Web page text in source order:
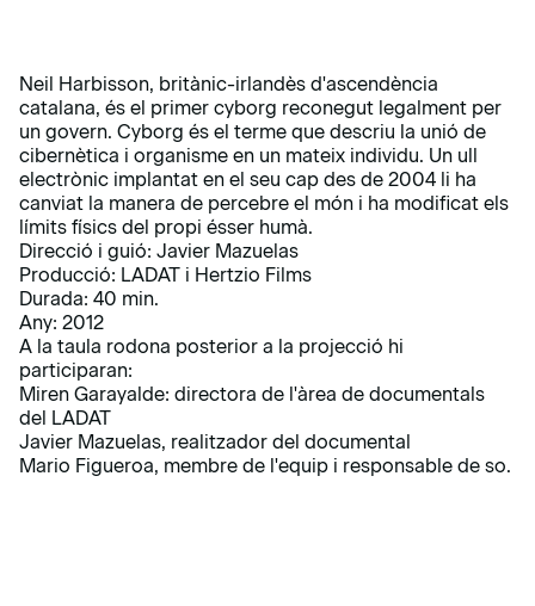
Neil Harbisson, britànic-irlandès d'ascendència
catalana, és el primer cyborg reconegut legalment per
un govern. Cyborg és el terme que descriu la unió de
cibernètica i organisme en un mateix individu. Un ull
electrònic implantat en el seu cap des de 2004 li ha
canviat la manera de percebre el món i ha modificat els
límits físics del propi ésser humà.
Direcció i guió: Javier Mazuelas
Producció: LADAT i Hertzio Films
Durada: 40 min.
Any: 2012
A la taula rodona posterior a la projecció hi
participaran:
Miren Garayalde: directora de l'àrea de documentals
del LADAT
Javier Mazuelas, realitzador del documental
Mario Figueroa, membre de l'equip i responsable de so.